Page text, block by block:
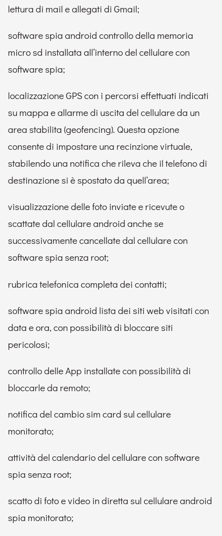
lettura di mail e allegati di Gmail;
software spia android controllo della memoria
micro sd installata all’interno del cellulare con
software spia;
localizzazione GPS con i percorsi effettuati indicati
su mappa e allarme di uscita del cellulare da un
area stabilita (geofencing). Questa opzione
consente di impostare una recinzione virtuale,
stabilendo una notifica che rileva che il telefono di
destinazione si è spostato da quell’area;
visualizzazione delle foto inviate e ricevute o
scattate dal cellulare android anche se
successivamente cancellate dal cellulare con
software spia senza root;
rubrica telefonica completa dei contatti;
software spia android lista dei siti web visitati con
data e ora, con possibilità di bloccare siti
pericolosi;
controllo delle App installate con possibilità di
bloccarle da remoto;
notifica del cambio sim card sul cellulare
monitorato;
attività del calendario del cellulare con software
spia senza root;
scatto di foto e video in diretta sul cellulare android
spia monitorato;